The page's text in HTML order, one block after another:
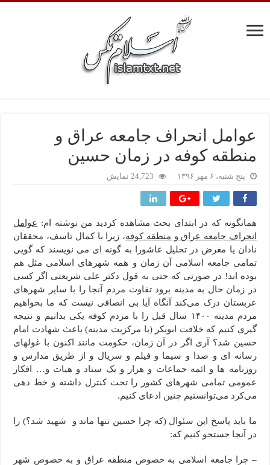
عوامل انحراف جامعه عراق و
منطقه کوفه در زمان حسین
پنج شنبه، ۶ مهر ۱۳۹۶ 24,723 نمایش
همانگونه که در ابتدای بحث مشاهده کردید من نوشته ام: عوامل
انحراف جامعه عراق و منطقه کوفه، زیرا با کمال تاسف، محققان
نادان یا مغرض در تحلیل عاشورا به گونه ای می نویسند که گویی
تمامی جامعه اسلامی آن زمان و همه شهرهای اسلامی مثل هم
بوده اند! در صورتی که حتی به قول دکتر علی شریعتی اگر کسی
در زمان حال به مدینه برود تفاوت مردم آنجا را با سایر شهرهای
عربستان درک می‌کند آنگاه آیا بی انصافی نیست که ما بخواهیم
مردم مدینه ۱۴۰۰ سال قبل را با مردم کوفه یکی بدانیم و نتیجه
گیری کنیم که خلافت ابوبکر (با مرکزیت مدینه) باعث شهادت امام
حسین شد؟ آری اگر در آن زمان، حکومت مانند اکنون با غولهای
رسانه ای و صدا و سیما و فیلم و سریال و از طریق مدارس و
روزنامه ها و ائمه جماعات و هزار و یک ستاد و هیات و… افکار
عمومی تمامی شهرهای کشور را تحت کنترل داشته و خط دهی
می‌کرد می‌توانستیم چنین ادعای کنیم.
ما باید پاسخ این سئوال (که چرا حسین تنها ماند و شهید شد؟) را
در آنجا جستجو کنیم که:
– چرا جامعه اسلامی به خصوص منطقه عراق و به خصوص شهر